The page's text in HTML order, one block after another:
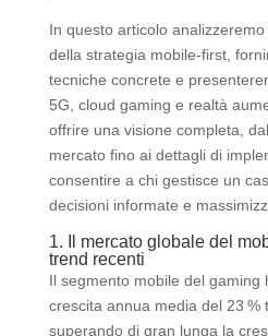
In questo articolo analizzeremo
della strategia mobile‑first,
tecniche concrete e
5G, cloud gaming e realtà
offrire una visione completa,
mercato fino ai dettagli di
consentire a chi gestisce un
decisioni informate e
1. Il mercato globale del
trend recenti
Il segmento mobile del gaming
crescita annua media del 23 %
superando di gran lunga la